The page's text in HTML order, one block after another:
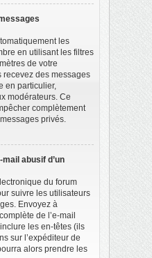
les
en utilisant les filtres
de votre
recevez des messages
en particulier,
modérateurs. Ce
complètement
privés.
abusif d’un
du forum
suivre les utilisateurs
Envoyez à
de l’e-mail
les en-têtes (ils
sur l’expéditeur de
alors prendre les